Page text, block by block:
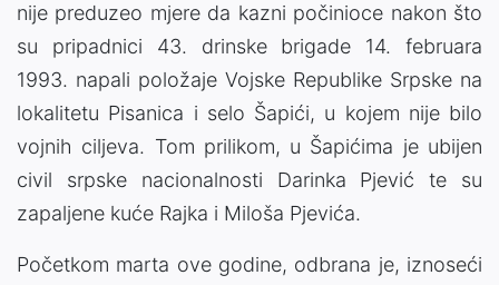
nije preduzeo mjere da kazni počinioce nakon što
su pripadnici 43. drinske brigade 14. februara
1993. napali položaje Vojske Republike Srpske na
lokalitetu Pisanica i selo Šapići, u kojem nije bilo
vojnih ciljeva. Tom prilikom, u Šapićima je ubijen
civil srpske nacionalnosti Darinka Pjević te su
zapaljene kuće Rajka i Miloša Pjevića.
Početkom marta ove godine, odbrana je, iznoseći